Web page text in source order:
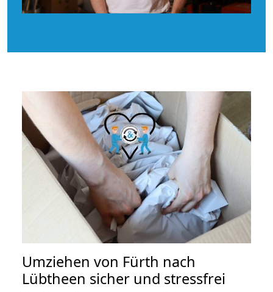
Umziehen von Fürth nach
Lübtheen sicher und stressfrei